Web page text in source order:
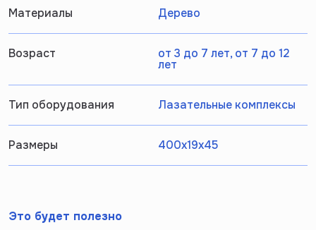
Материалы Дерево
Возраст от 3 до 7 лет, от 7 до 12
лет
Тип оборудования Лазательные комплексы
Размеры 400х19х45
Это будет полезно